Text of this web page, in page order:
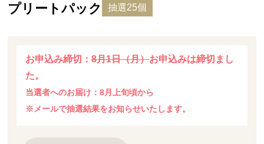
プリートパック 抽選25個
お申込み締切：8月1日（月）お申込みは締切まし
た。
当選者へのお届け：8月上旬頃から
※メールで抽選結果をお知らせいたします。